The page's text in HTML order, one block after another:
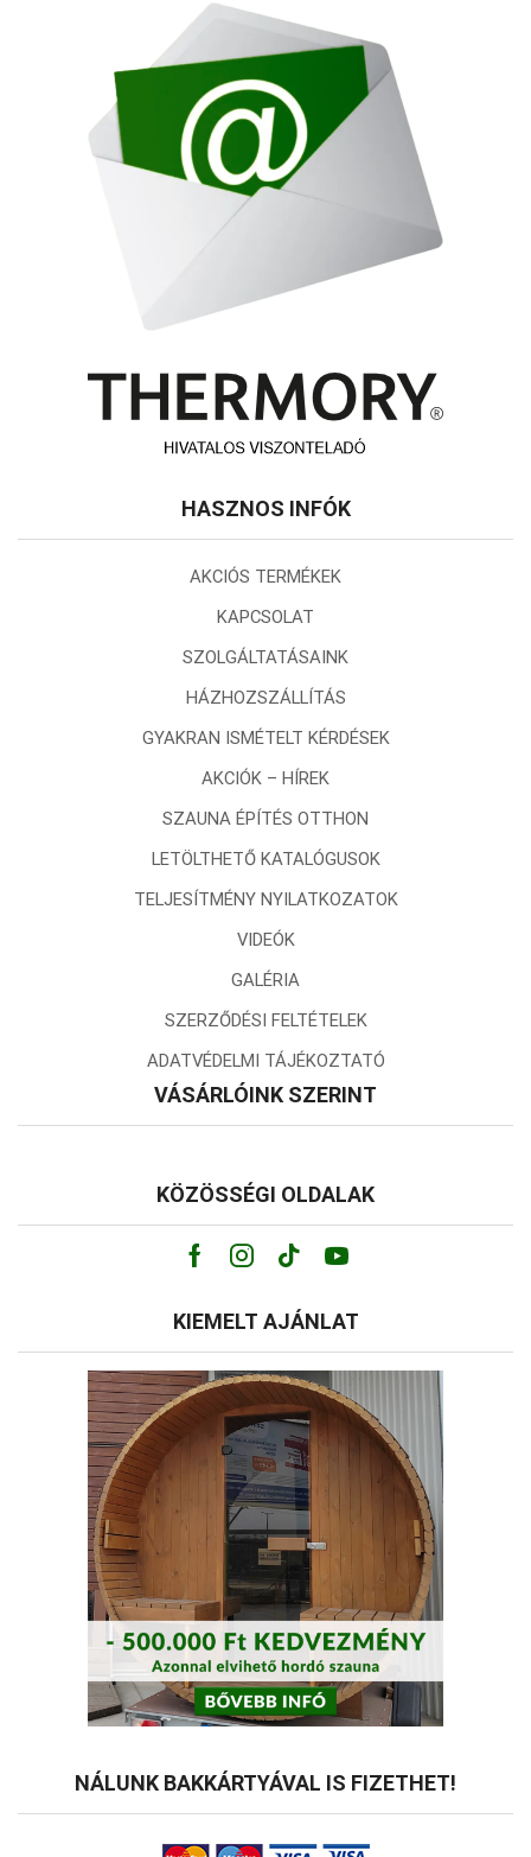
HASZNOS INFÓK
AKCIÓS TERMÉKEK
KAPCSOLAT
SZOLGÁLTATÁSAINK
HÁZHOZSZÁLLÍTÁS
GYAKRAN ISMÉTELT KÉRDÉSEK
AKCIÓK – HÍREK
SZAUNA ÉPÍTÉS OTTHON
LETÖLTHETŐ KATALÓGUSOK
TELJESÍTMÉNY NYILATKOZATOK
VIDEÓK
GALÉRIA
SZERZŐDÉSI FELTÉTELEK
ADATVÉDELMI TÁJÉKOZTATÓ
VÁSÁRLÓINK SZERINT
KÖZÖSSÉGI OLDALAK
Facebook
Instagram
Tik-
tok
Youtube
KIEMELT AJÁNLAT
NÁLUNK BAKKÁRTYÁVAL IS FIZETHET!